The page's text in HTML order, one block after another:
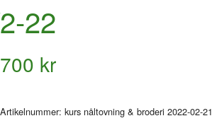
22
700 kr
Artikelnummer: kurs nåltovning & broderi 2022-02-21